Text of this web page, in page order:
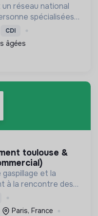
réseau national
spécialisées
personnes âgées.
CDI
âgées
et la
à la rencontre des
la solution
par HopHopFood.
Paris, France